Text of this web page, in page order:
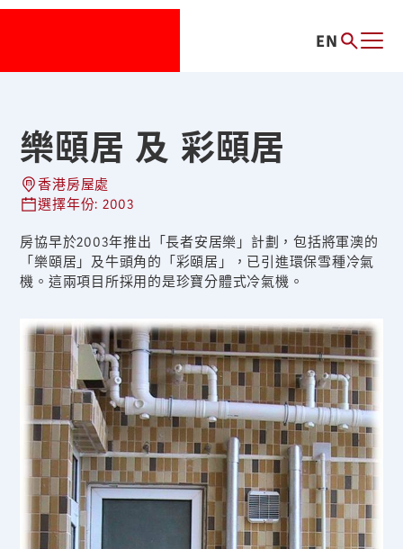
EN
樂頤居 及 彩頤居
香港房屋處
選擇年份: 2003
房協早於2003年推出「長者安居樂」計劃，包括將軍澳的
「樂頤居」及牛頭角的「彩頤居」，已引進環保雪種冷氣
機。這兩項目所採用的是珍寶分體式冷氣機。